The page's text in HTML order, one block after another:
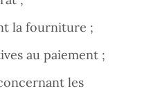
la fourniture ;
au paiement ;
les